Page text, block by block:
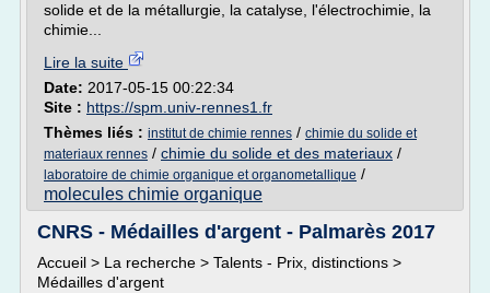
solide et de la métallurgie, la catalyse, l'électrochimie, la
chimie...
Lire la suite
Date: 2017-05-15 00:22:34
Site : https://spm.univ-rennes1.fr
Thèmes liés : institut de chimie rennes / chimie du solide et
materiaux rennes / chimie du solide et des materiaux /
laboratoire de chimie organique et organometallique /
molecules chimie organique
CNRS - Médailles d'argent - Palmarès 2017
Accueil > La recherche > Talents - Prix, distinctions >
Médailles d'argent